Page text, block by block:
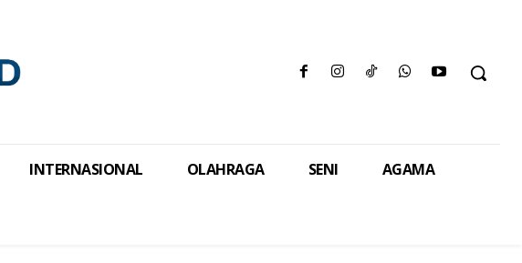
INTERNASIONAL OLAHRAGA SENI AGAMA